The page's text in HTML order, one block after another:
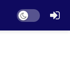
Dark mode